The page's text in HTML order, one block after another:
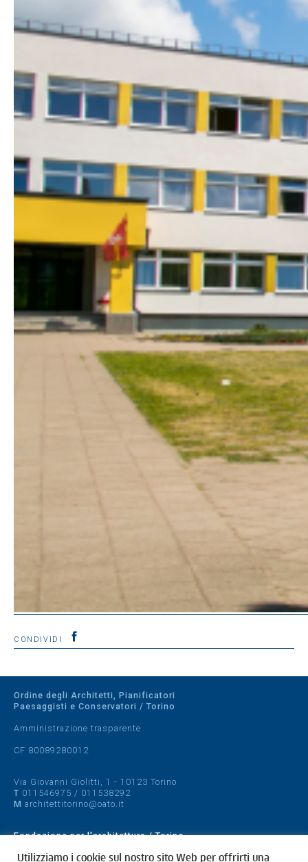
CONDIVIDI
Ordine degli Architetti, Pianificatori
Paesaggisti e Conservatori / Torino
Amministrazione trasparente
CF 80089280012
Via Giovanni Giolitti, 1 - 10123 Torino
T 011546975 / 011538292
M architettitorino@oato.it
Fondazione per l'architettura / Torino
Designed by quattrolinee.it
Utilizziamo i cookie sul nostro sito Web per offrirti una